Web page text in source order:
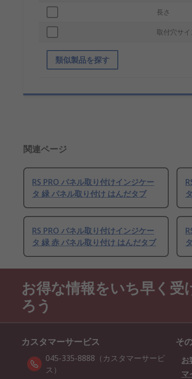
長さ
取付穴サ
類似製品を探す
関連ページ
RS PRO パネル取り付けインジケー
タ 緑 パネル取り付け はんだタブ
RS PRO パネル取り付けインジケー
タ 緑 赤 パネル取り付け はんだタブ
お得な情報をいち早く受
ろう
カスタマーサービス
045-335-8888（カスタマーサービ
ス）
そ
お
マ